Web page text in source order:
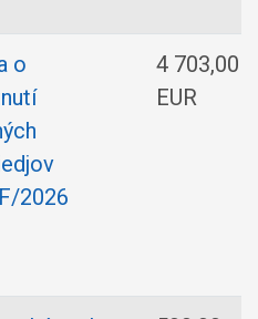
o
2026
4 703,00
EUR